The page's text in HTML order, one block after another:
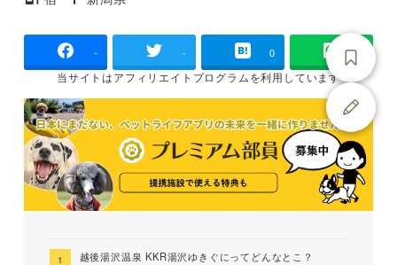
タグ
タグ
- - 0
当サイトはアフィリエイトプログラムを利用しています
越後湯沢温泉 KKR湯沢ゆきぐにってどんなとこ？